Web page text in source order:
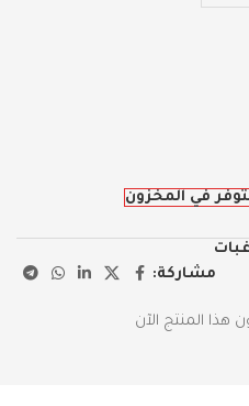
في المخزون
مشاركة:
المنتج الآن